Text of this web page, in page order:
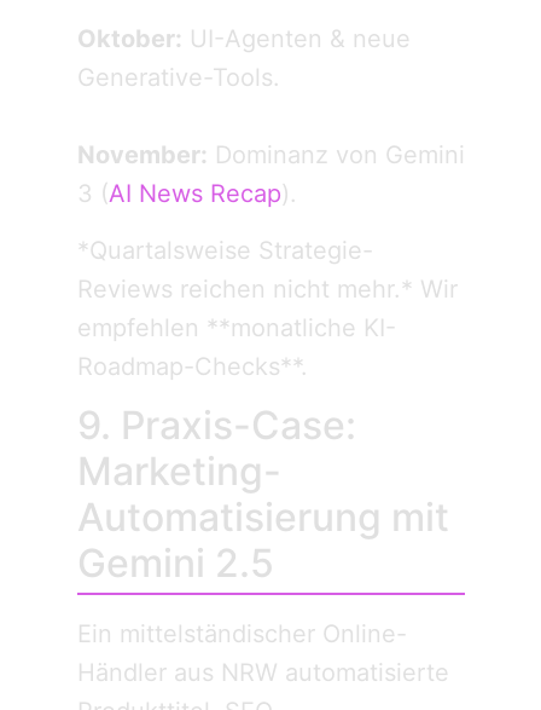
Oktober: UI-Agenten & neue
Generative-Tools.
November: Dominanz von Gemini
3 (AI News Recap).
*Quartalsweise Strategie-
Reviews reichen nicht mehr.* Wir
empfehlen **monatliche KI-
Roadmap-Checks**.
9. Praxis-Case:
Marketing-
Automatisierung mit
Gemini 2.5
Ein mittelständischer Online-
Händler aus NRW automatisierte